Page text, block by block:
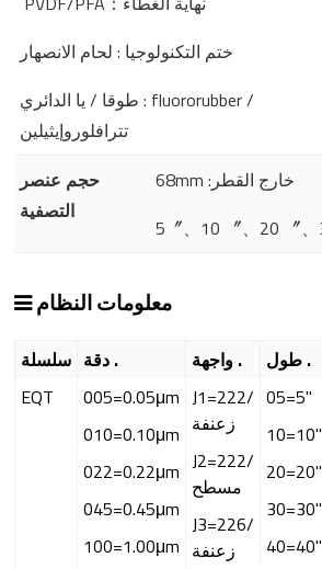
ختم التكنولوجيا : لحام الانصهار
طوقا / يا الدائري : fluororubber /
تترافلوروإيثيلين
حجم عنصر
التصفية
68mm :خارج القطر
معلومات النظام
سلسلة
EQT
دقة .
005=0.05μm
010=0.10μm
022=0.22μm
045=0.45μm
100=1.00μm
واجهة .
J1=222/
زعنفة
J2=222/
مسطح
J3=226/
زعنفة
طول .
05=5"
10=10"
20=20"
30=30"
40=40"